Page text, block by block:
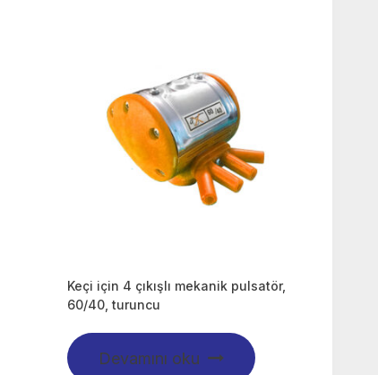
Keçi için 4 çıkışlı mekanik pulsatör,
60/40, turuncu
Devamını oku